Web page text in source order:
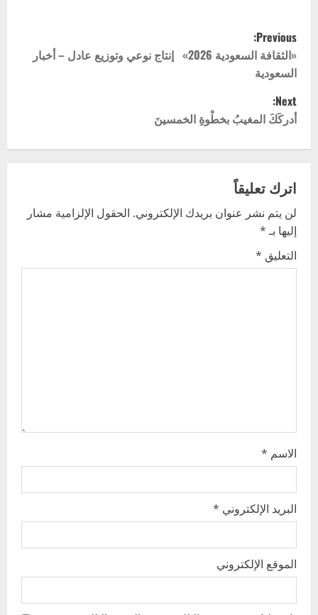
P
o
s
t
n
a
v
i
g
Previous:
«الثقافة السعودية 2026» إنتاج نوعي وتوزيع عادل – أخبار
السعودية
Next:
أدركَكَ المغيبُ بخطْوةِ الخمسينَ
اترك تعليقاً
لن يتم نشر عنوان بريدك الإلكتروني. الحقول الإلزامية مشار
إليها بـ*
التعليق *
الاسم *
البريد الإلكتروني *
الموقع الإلكتروني